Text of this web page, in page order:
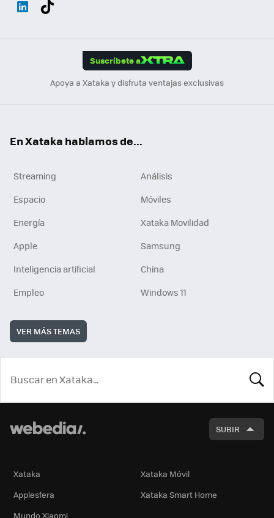
Suscríbete a
Apoya a Xataka y disfruta ventajas exclusivas
En Xataka hablamos de...
Streaming
Análisis
Espacio
Móviles
Energía
Xataka Movilidad
Apple
Samsung
Inteligencia artificial
China
Empleo
Windows 11
VER MÁS TEMAS
SUBIR
Xataka
Xataka Móvil
Applesfera
Xataka Smart Home
Mundo Xiaomi